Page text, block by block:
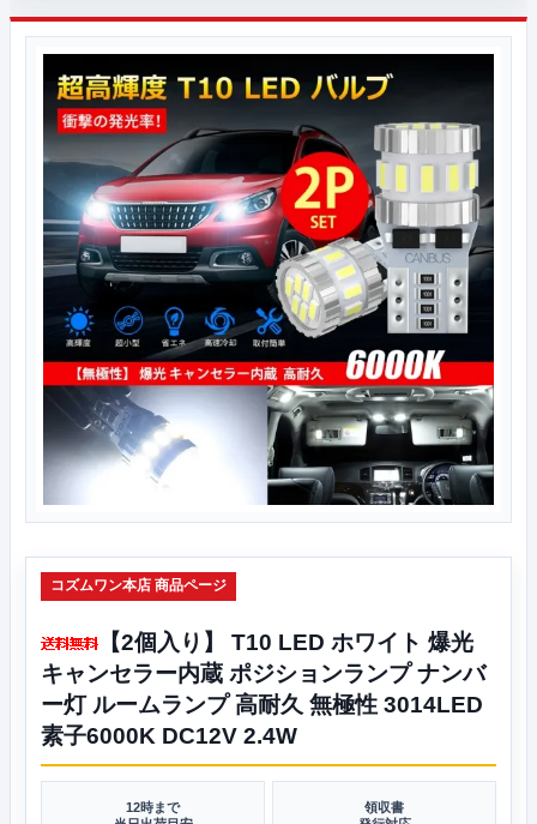
コズムワン本店 商品ページ
【2個入り】 T10 LED ホワイト 爆光
キャンセラー内蔵 ポジションランプ ナンバ
ー灯 ルームランプ 高耐久 無極性 3014LED
素子6000K DC12V 2.4W
12時まで
領収書